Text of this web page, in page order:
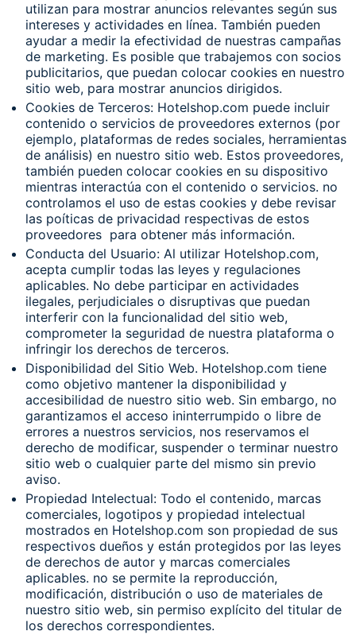
utilizan para mostrar anuncios relevantes según sus
intereses y actividades en línea. También pueden
ayudar a medir la efectividad de nuestras campañas
de marketing. Es posible que trabajemos con socios
publicitarios, que puedan colocar cookies en nuestro
sitio web, para mostrar anuncios dirigidos.
Cookies de Terceros: Hotelshop.com puede incluir
contenido o servicios de proveedores externos (por
ejemplo, plataformas de redes sociales, herramientas
de análisis) en nuestro sitio web. Estos proveedores,
también pueden colocar cookies en su dispositivo
mientras interactúa con el contenido o servicios. no
controlamos el uso de estas cookies y debe revisar
las poíticas de privacidad respectivas de estos
proveedores para obtener más información.
Conducta del Usuario: Al utilizar Hotelshop.com,
acepta cumplir todas las leyes y regulaciones
aplicables. No debe participar en actividades
ilegales, perjudiciales o disruptivas que puedan
interferir con la funcionalidad del sitio web,
comprometer la seguridad de nuestra plataforma o
infringir los derechos de terceros.
Disponibilidad del Sitio Web. Hotelshop.com tiene
como objetivo mantener la disponibilidad y
accesibilidad de nuestro sitio web. Sin embargo, no
garantizamos el acceso ininterrumpido o libre de
errores a nuestros servicios, nos reservamos el
derecho de modificar, suspender o terminar nuestro
sitio web o cualquier parte del mismo sin previo
aviso.
Propiedad Intelectual: Todo el contenido, marcas
comerciales, logotipos y propiedad intelectual
mostrados en Hotelshop.com son propiedad de sus
respectivos dueños y están protegidos por las leyes
de derechos de autor y marcas comerciales
aplicables. no se permite la reproducción,
modificación, distribución o uso de materiales de
nuestro sitio web, sin permiso explícito del titular de
los derechos correspondientes.